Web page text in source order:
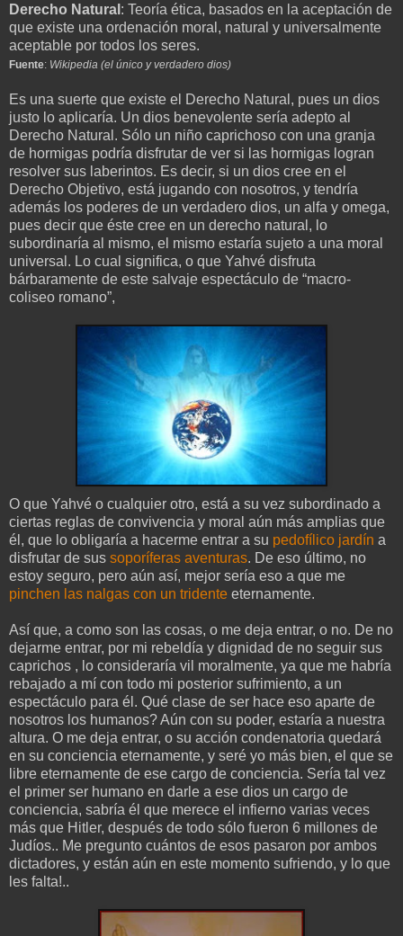
Derecho Natural : Teoría ética, basados en la aceptación de
que existe una ordenación moral, natural y universalmente
aceptable por todos los seres.
Fuente: Wikipedia (el único y verdadero dios)
Es una suerte que existe el Derecho Natural, pues un dios
justo lo aplicaría. Un dios benevolente sería adepto al
Derecho Natural. Sólo un niño caprichoso con una granja
de hormigas podría disfrutar de ver si las hormigas logran
resolver sus laberintos. Es decir, si un dios cree en el
Derecho Objetivo, está jugando con nosotros, y tendría
además los poderes de un verdadero dios, un alfa y omega,
pues decir que éste cree en un derecho natural, lo
subordinaría al mismo, el mismo estaría sujeto a una moral
universal. Lo cual significa, o que Yahvé disfruta
bárbaramente de este salvaje espectáculo de “macro-
coliseo romano”,
O que Yahvé o cualquier otro, está a su vez subordinado a
ciertas reglas de convivencia y moral aún más amplias que
él, que lo obligaría a hacerme entrar a su pedofílico jardín a
disfrutar de sus soporíferas aventuras. De eso último, no
estoy seguro, pero aún así, mejor sería eso a que me
pinchen las nalgas con un tridente eternamente.
Así que, a como son las cosas, o me deja entrar, o no. De no
dejarme entrar, por mi rebeldía y dignidad de no seguir sus
caprichos , lo consideraría vil moralmente, ya que me habría
rebajado a mí con todo mi posterior sufrimiento, a un
espectáculo para él. Qué clase de ser hace eso aparte de
nosotros los humanos? Aún con su poder, estaría a nuestra
altura. O me deja entrar, o su acción condenatoria quedará
en su conciencia eternamente, y seré yo más bien, el que se
libre eternamente de ese cargo de conciencia. Sería tal vez
el primer ser humano en darle a ese dios un cargo de
conciencia, sabría él que merece el infierno varias veces
más que Hitler, después de todo sólo fueron 6 millones de
Judíos.. Me pregunto cuántos de esos pasaron por ambos
dictadores, y están aún en este momento sufriendo, y lo que
les falta!..